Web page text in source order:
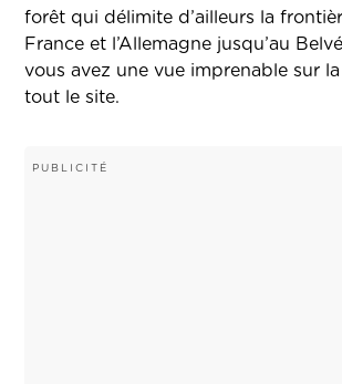
forêt qui délimite d’ailleurs la
France et l’Allemagne jusqu’au
vous avez une vue imprenable sur
tout le site.